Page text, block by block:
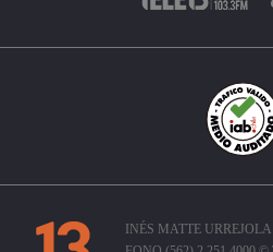
INÉS MATTE